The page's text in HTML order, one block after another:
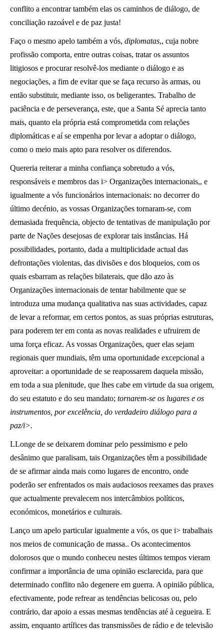
conflito a encontrar também elas os caminhos de diálogo, de
conciliação razoável e de paz justa!
Faço o mesmo apelo também a vós, diplomatas,, cuja nobre
profissão comporta, entre outras coisas, tratar os assuntos
litigiosos e procurar resolvê-los mediante o diálogo e as
negociações, a fim de evitar que se faça recurso às armas, ou
então substituir, mediante isso, os beligerantes. Trabalho de
paciência e de perseverança, este, que a Santa Sé aprecia tanto
mais, quanto ela própria está comprometida com relações
diplomáticas e aí se empenha por levar a adoptar o diálogo,
como o meio mais apto para resolver os diferendos.
Quereria reiterar a minha confiança sobretudo a vós,
responsáveis e membros das i> Organizações internacionais,, e
igualmente a vós funcionários internacionais: no decorrer do
último decénio, as vossas Organizações tornaram-se, com
demasiada frequência, objecto de tentativas de manipulação por
parte de Nações desejosas de explorar tais instâncias. Há
possibilidades, portanto, dada a multiplicidade actual das
defrontações violentas, das divisões e dos bloqueios, com os
quais esbarram as relações bilaterais, que dão azo às
Organizações internacionais de tentar habilmente que se
introduza uma mudança qualitativa nas suas actividades, capaz
de levar a reformar, em certos pontos, as suas próprias estruturas,
para poderem ter em conta as novas realidades e ufruirem de
uma força eficaz. As vossas Organizações, quer elas sejam
regionais quer mundiais, têm uma oportunidade excepcional a
aproveitar: a oportunidade de se reapossarem daquela missão,
em toda a sua plenitude, que lhes cabe em virtude da sua origem,
do seu estatuto e do seu mandato; tornarem-se os lugares e os
instrumentos, por excelência, do verdadeiro diálogo para a
paz/i>.
LLonge de se deixarem dominar pelo pessimismo e pelo
desânimo que paralisam, tais Organizações têm a possibilidade
de se afirmar ainda mais como lugares de encontro, onde
poderão ser enfrentados os mais audaciosos reexames das praxes
que actualmente prevalecem nos intercâmbios políticos,
económicos, monetários e culturais.
Lanço um apelo particular igualmente a vós, os que i> trabalhais
nos meios de comunicação de massa.. Os acontecimentos
dolorosos que o mundo conheceu nestes últimos tempos vieram
confirmar a importância de uma opinião esclarecida, para que
determinado conflito não degenere em guerra. A opinião pública,
efectivamente, pode refrear as tendências belicosas ou, pelo
contrário, dar apoio a essas mesmas tendências até à cegueira. E
assim, enquanto artífices das transmissões de rádio e de televisão